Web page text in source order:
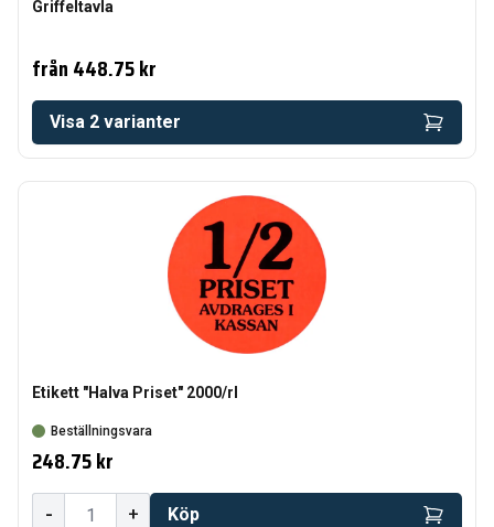
Griffeltavla
från448.75 kr
Visa 2 varianter
Etikett "Halva Priset" 2000/rl
Beställningsvara
248.75 kr
- + Köp